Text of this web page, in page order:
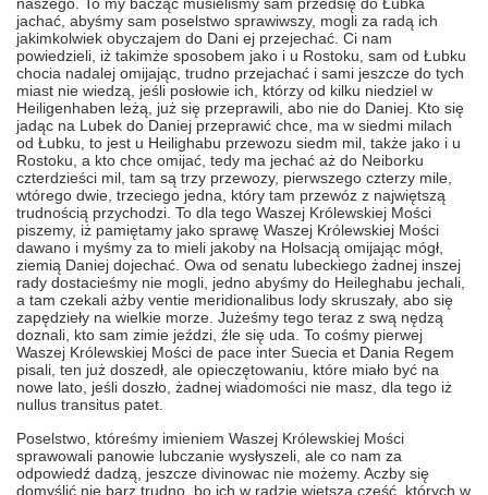
jachać, abyśmy sam poselstwo sprawiwszy, mogli za radą ich
jakimkolwiek obyczajem do Dani ej przejechać. Ci nam
powiedzieli, iż takimże sposobem jako i u Rostoku, sam od Łubku
chocia nadalej omijając, trudno przejachać i sami jeszcze do tych
miast nie wiedzą, jeśli posłowie ich, którzy od kilku niedziel w
Heiligenhaben leżą, już się przeprawili, abo nie do Daniej. Kto się
jadąc na Lubek do Daniej przeprawić chce, ma w siedmi milach
od Łubku, to jest u Heilighabu przewozu siedm mil, także jako i u
Rostoku, a kto chce omijać, tedy ma jechać aż do Neiborku
czterdzieści mil, tam są trzy przewozy, pierwszego czterzy mile,
wtórego dwie, trzeciego jedna, który tam przewóz z najwiętszą
trudnością przychodzi. To dla tego Waszej Królewskiej Mości
piszemy, iż pamiętamy jako sprawę Waszej Królewskiej Mości
dawano i myśmy za to mieli jakoby na Holsacją omijając mógł,
ziemią Daniej dojechać. Owa od senatu lubeckiego żadnej inszej
rady dostacieśmy nie mogli, jedno abyśmy do Heileghabu jechali,
a tam czekali ażby ventie meridionalibus lody skruszały, abo się
zapędzieły na wielkie morze. Jużeśmy tego teraz z swą nędzą
doznali, kto sam zimie jeździ, źle się uda. To cośmy pierwej
Waszej Królewskiej Mości de pace inter Suecia et Dania Regem
pisali, ten już doszedł, ale opieczętowaniu, które miało być na
nowe lato, jeśli doszło, żadnej wiadomości nie masz, dla tego iż
nullus transitus patet.
Poselstwo, któreśmy imieniem Waszej Królewskiej Mości
sprawowali panowie lubczanie wysłyszeli, ale co nam za
odpowiedź dadzą, jeszcze divinowac nie możemy. Aczby się
domyślić nie barz trudno, bo ich w radzie więtsza część, których w